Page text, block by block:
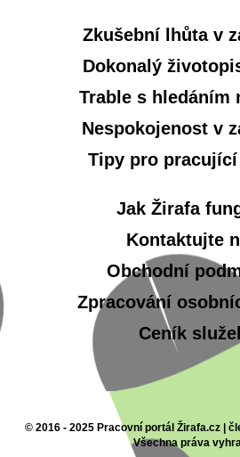
Zkušební lhůta v
Dokonalý
Trable s hledáním
Nespokojenost v
Tipy pro
Jak Žirafa
Kontaktujte
Obchodní
Zpracování
Ceník
© 2016 - 2025 Pracovní portál Žirafa.cz |
Všechna práva